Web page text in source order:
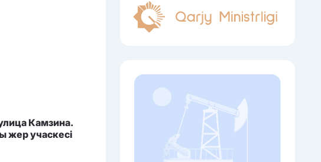
Камзина.
жер учаскесі